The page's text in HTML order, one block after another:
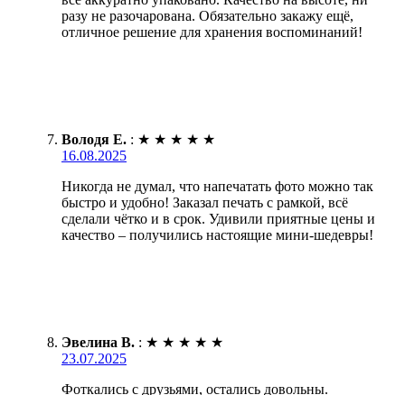
разу не разочарована. Обязательно закажу ещё,
отличное решение для хранения воспоминаний!
Володя Е. : ★ ★ ★ ★ ★
16.08.2025
Никогда не думал, что напечатать фото можно так
быстро и удобно! Заказал печать с рамкой, всё
сделали чётко и в срок. Удивили приятные цены и
качество – получились настоящие мини-шедевры!
Эвелина В. : ★ ★ ★ ★ ★
23.07.2025
Фоткались с друзьями, остались довольны.